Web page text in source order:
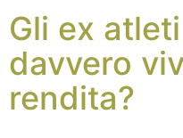
Gli ex
davvero
rendita?